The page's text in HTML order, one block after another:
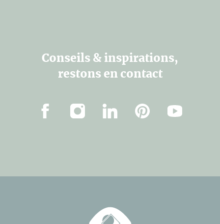
Conseils & inspirations,
restons en contact
FacebookInstagramLinkedInPinterestYoutube